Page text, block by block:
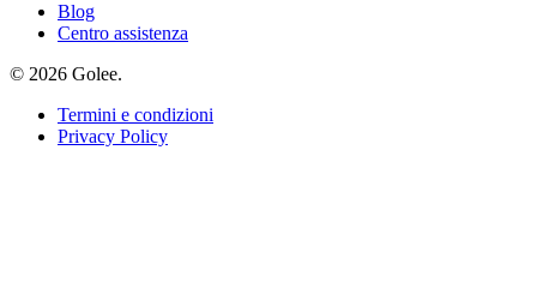
Blog
Centro assistenza
© 2026 Golee.
Termini e condizioni
Privacy Policy